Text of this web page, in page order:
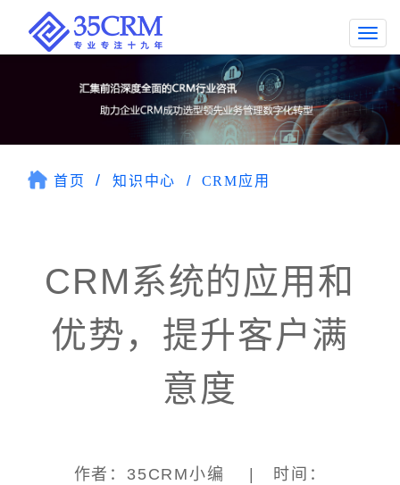
首页 知识中心 CRM应用
CRM系统的应用和
优势，提升客户满
意度
作者：35CRM小编 | 时间：